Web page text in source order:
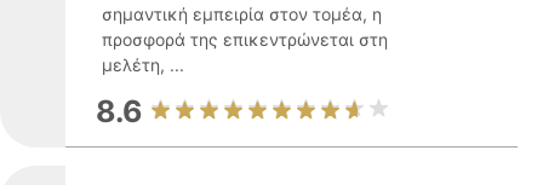
σημαντική εμπειρία στον τομέα, η
προσφορά της επικεντρώνεται στη
μελέτη, ...
8.6